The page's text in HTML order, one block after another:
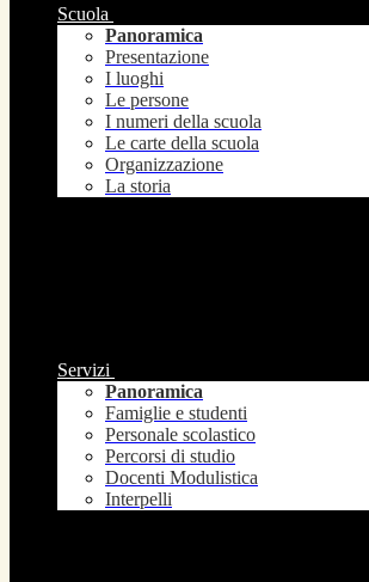
Scuola
Panoramica
Presentazione
I luoghi
Le persone
I numeri della scuola
Le carte della scuola
Organizzazione
La storia
Servizi
Panoramica
Famiglie e studenti
Personale scolastico
Percorsi di studio
Docenti Modulistica
Interpelli